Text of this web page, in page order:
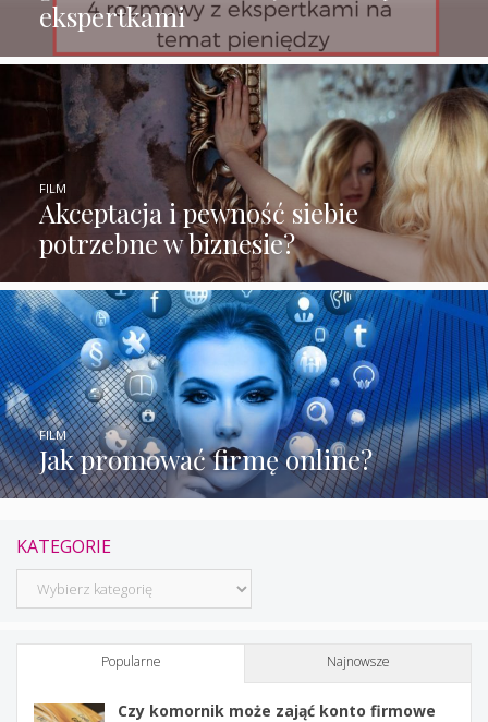
ekspertkami
Akceptacja i pewność siebie
potrzebne w biznesie?
FILM
Jak promować firmę online?
FILM
KATEGORIE
Kategorie
Popularne Najnowsze
Czy komornik może zająć konto firmowe